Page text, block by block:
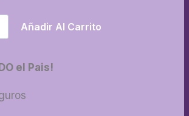
Añadir Al Carrito
el Pais!